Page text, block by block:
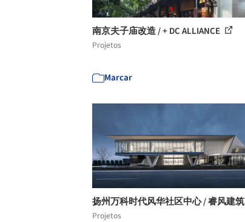
南京夫子庙改造 / + DC ALLIANCE
Projetos
Marcar
扬州万科时代风华社区中心 / 睿风建筑
Projetos